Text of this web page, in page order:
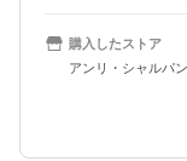
購入したストア
アンリ・シャルパ